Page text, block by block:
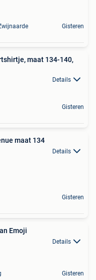
Gisteren
maat 134-140,
Details
Gisteren
maat 134
Details
Gisteren
Emoji
Details
Gisteren